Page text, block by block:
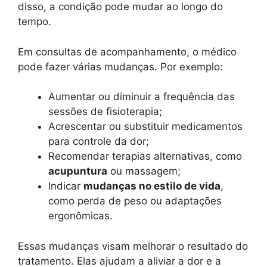
disso, a condição pode mudar ao longo do
tempo.
Em consultas de acompanhamento, o médico
pode fazer várias mudanças. Por exemplo:
Aumentar ou diminuir a frequência das
sessões de fisioterapia;
Acrescentar ou substituir medicamentos
para controle da dor;
Recomendar terapias alternativas, como
acupuntura ou massagem;
Indicar mudanças no estilo de vida,
como perda de peso ou adaptações
ergonômicas.
Essas mudanças visam melhorar o resultado do
tratamento. Elas ajudam a aliviar a dor e a